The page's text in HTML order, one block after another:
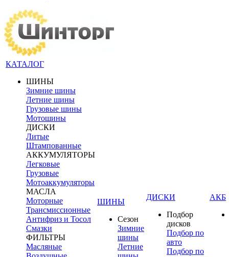
КАТАЛОГ
ШИНЫ
Зимние шины
Летние шины
Грузовые шины
Мотошины
ДИСКИ
Литые
Штампованные
АККУМУЛЯТОРЫ
Легковые
Грузовые
Мотоаккумуляторы
МАСЛА
Моторные
Трансмиссионные
Антифриз и Тосол
Смазки
ФИЛЬТРЫ
Масляные
ШИНЫ
Сезон
Зимние
шины
Летние
ДИСКИ
Подбор
дисков
Подбор по
авто
Подбор по
АКБ